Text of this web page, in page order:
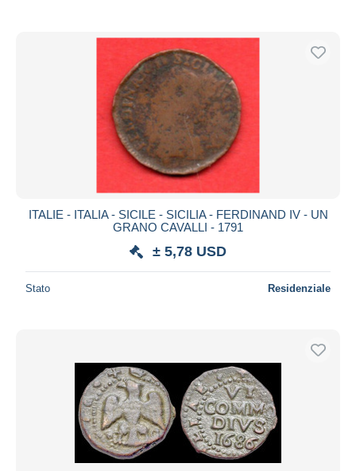
ITALIE - ITALIA - SICILE - SICILIA - FERDINAND IV - UN
GRANO CAVALLI - 1791
± 5,78 USD
Stato Residenziale